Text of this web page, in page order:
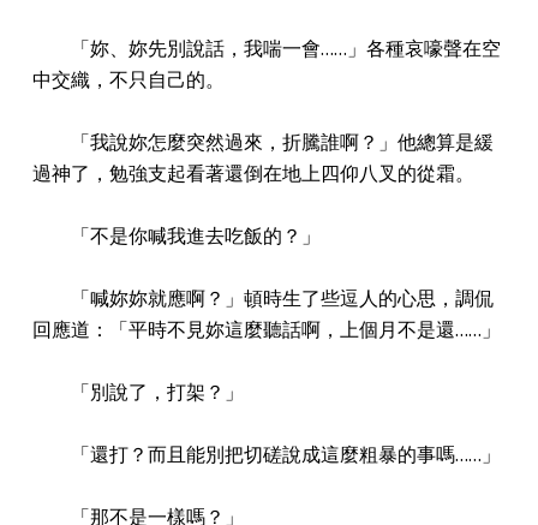
「妳、妳先別說話，我喘一會……」各種哀嚎聲在空
中交織，不只自己的。
「我說妳怎麼突然過來，折騰誰啊？」他總算是緩
過神了，勉強支起看著還倒在地上四仰八叉的從霜。
「不是你喊我進去吃飯的？」
「喊妳妳就應啊？」頓時生了些逗人的心思，調侃
回應道：「平時不見妳這麼聽話啊，上個月不是還……」
「別說了，打架？」
「還打？而且能別把切磋說成這麼粗暴的事嗎……」
「那不是一樣嗎？」